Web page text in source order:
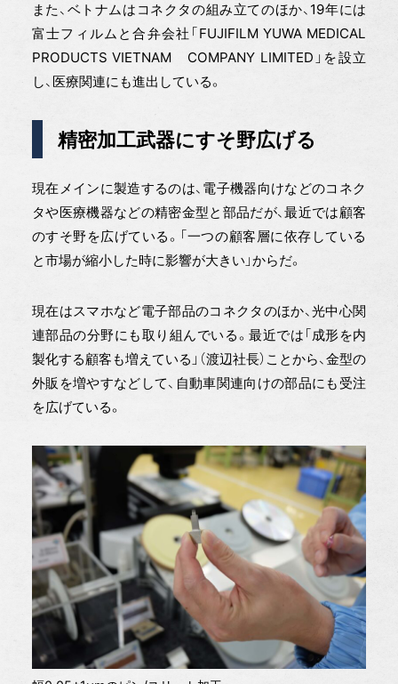
また、ベトナムはコネクタの組み立てのほか、19年には
富士フィルムと合弁会社「FUJIFILM YUWA MEDICAL
PRODUCTS VIETNAM COMPANY LIMITED」を設立
し、医療関連にも進出している。
精密加工武器にすそ野広げる
現在メインに製造するのは、電子機器向けなどのコネク
タや医療機器などの精密金型と部品だが、最近では顧客
のすそ野を広げている。「一つの顧客層に依存している
と市場が縮小した時に影響が大きい」からだ。
現在はスマホなど電子部品のコネクタのほか、光中心関
連部品の分野にも取り組んでいる。最近では「成形を内
製化する顧客も増えている」（渡辺社長）ことから、金型の
外販を増やすなどして、自動車関連向けの部品にも受注
を広げている。